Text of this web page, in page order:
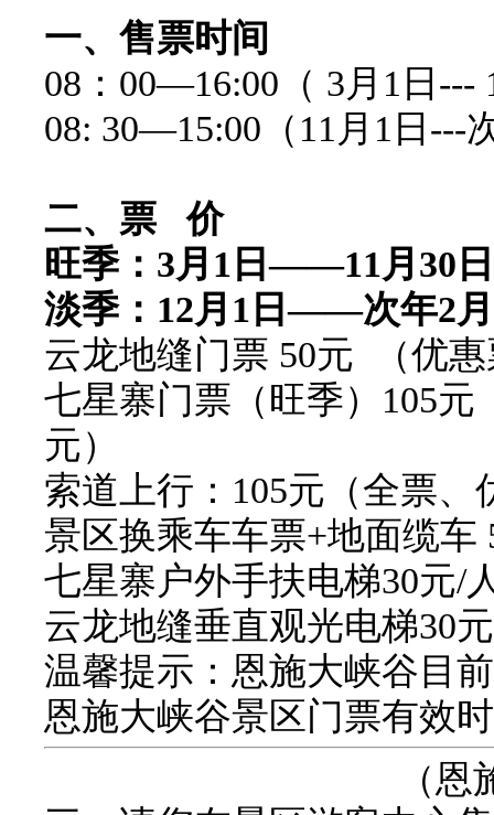
一、售票时间
08：00—16:00（ 3月1日---
08: 30—15:00（11月1日---
二、票 价
旺季：3月1日——11月30日
淡季：12月1日——次年2
云龙地缝门票 50元 （优
七星寨门票（旺季）105
元）
索道上行：105元（全票、
景区换乘车车票+地面缆车
七星寨户外手扶电梯30元/
云龙地缝垂直观光电梯30
温馨提示： 恩施大峡谷目
恩施大峡谷景区门票有效
（